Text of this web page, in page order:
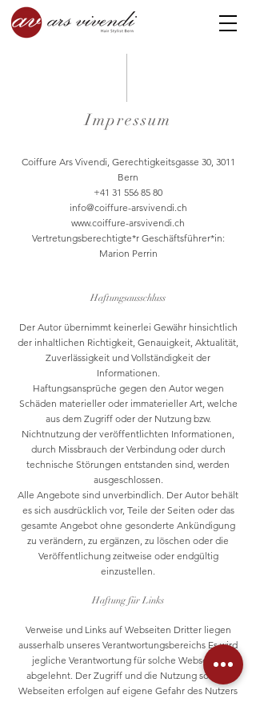
Impressum
Coiffure Ars Vivendi, Gerechtigkeitsgasse 30, 3011
Bern
+41 31 556 85 80
info@coiffure-arsvivendi.ch
www.coiffure-arsvivendi.ch
Vertretungsberechtigte*r Geschäftsführer*in:
Marion Perrin
Haftungsausschluss
Der Autor übernimmt keinerlei Gewähr hinsichtlich
der inhaltlichen Richtigkeit, Genauigkeit, Aktualität,
Zuverlässigkeit und Vollständigkeit der
Informationen.
Haftungsansprüche gegen den Autor wegen
Schäden materieller oder immaterieller Art, welche
aus dem Zugriff oder der Nutzung bzw.
Nichtnutzung der veröffentlichten Informationen,
durch Missbrauch der Verbindung oder durch
technische Störungen entstanden sind, werden
ausgeschlossen.
Alle Angebote sind unverbindlich. Der Autor behält
es sich ausdrücklich vor, Teile der Seiten oder das
gesamte Angebot ohne gesonderte Ankündigung
zu verändern, zu ergänzen, zu löschen oder die
Veröffentlichung zeitweise oder endgültig
einzustellen.
Haftung für Links
Verweise und Links auf Webseiten Dritter liegen
ausserhalb unseres Verantwortungsbereichs Es wird
jegliche Verantwortung für solche Webseiten
abgelehnt. Der Zugriff und die Nutzung solcher
Webseiten erfolgen auf eigene Gefahr des Nutzers